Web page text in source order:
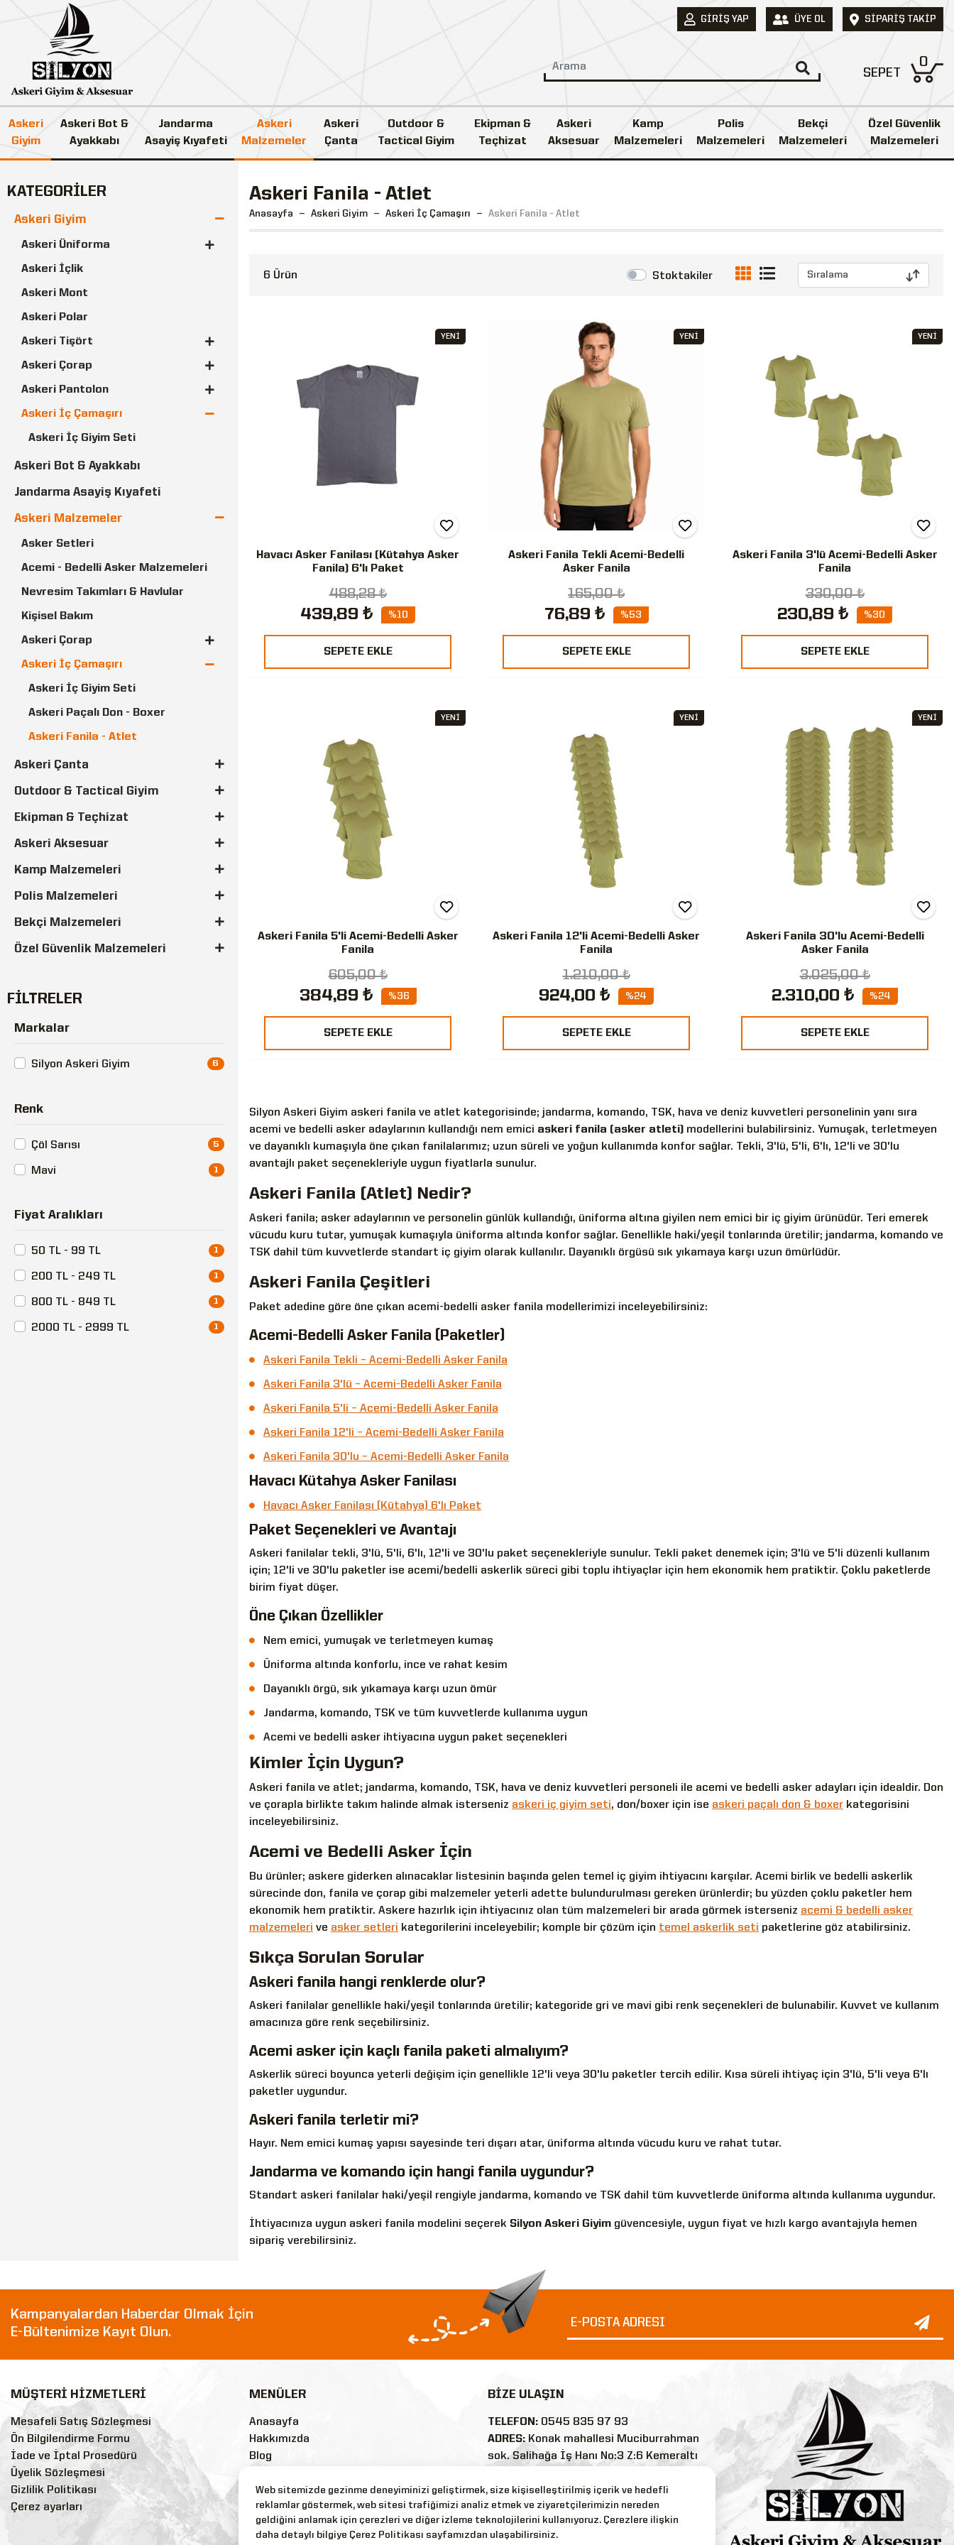
Web sitemizde gezinme deneyiminizi geliştirmek, size kişiselleştirilmiş içerik ve hedefli
reklamlar göstermek, web sitesi trafiğimizi analiz etmek ve ziyaretçilerimizin nereden
geldiğini anlamak için çerezleri ve diğer izleme teknolojilerini kullanıyoruz. Çerezlere ilişkin
daha detaylı bilgiye Çerez Politikası sayfamızdan ulaşabilirsiniz.
GIRIŞ YAP ÜYE OL SIPARIŞ TAKIP
SEPET
0
Askeri
Giyim
Askeri Bot &
Ayakkabı
Jandarma
Asayiş Kıyafeti
Askeri
Malzemeler
Askeri
Çanta
Outdoor &
Tactical Giyim
Ekipman &
Teçhizat
Askeri
Aksesuar
Kamp
Malzemeleri
Polis
Malzemeleri
Bekçi
Malzemeleri
Özel Güvenlik
Malzemeleri
KATEGORİLER
Askeri Giyim
Askeri Üniforma
Askeri İçlik
Askeri Mont
Askeri Polar
Askeri Tişört
Askeri Çorap
Askeri Pantolon
Askeri İç Çamaşırı
Askeri İç Giyim Seti
Askeri Paçalı Don - Boxer
Askeri Fanila - Atlet
Askeri Bere - Boyunluk - Eldiven
Askeri Panço Yağmurluk
Askeri Urbam Bere
Çocuk Üniformaları
Askeri Bot & Ayakkabı
Jandarma Asayiş Kıyafeti
Askeri Malzemeler
Asker Setleri
Acemi - Bedelli Asker Malzemeleri
Nevresim Takımları & Havlular
Kişisel Bakım
Askeri Çorap
Askeri İç Çamaşırı
Askeri İç Giyim Seti
Askeri Paçalı Don - Boxer
Askeri Fanila - Atlet
Askeri Çanta
Outdoor & Tactical Giyim
Ekipman & Teçhizat
Askeri Aksesuar
Kamp Malzemeleri
Polis Malzemeleri
Bekçi Malzemeleri
Özel Güvenlik Malzemeleri
FİLTRELER
Markalar
Silyon Askeri Giyim 6
Renk
Çöl Sarısı 5
Mavi 1
Fiyat Aralıkları
50 TL - 99 TL 1
200 TL - 249 TL 1
800 TL - 849 TL 1
2000 TL - 2999 TL 1
Askeri Fanila - Atlet
Anasayfa Askeri Giyim Askeri İç Çamaşırı Askeri Fanila - Atlet
6 Ürün Stoktakiler
Havacı Asker Fanilası (Kütahya Asker
Fanila) 6'lı Paket
488,28 ₺
439,89 ₺ %10
SEPETE EKLE
YENİ
Askeri Fanila Tekli Acemi-Bedelli
Asker Fanila
165,00 ₺
76,89 ₺ %53
SEPETE EKLE
YENİ
Askeri Fanila 3'lü Acemi-Bedelli Asker
Fanila
330,00 ₺
230,89 ₺ %30
SEPETE EKLE
YENİ
Askeri Fanila 5'li Acemi-Bedelli Asker
Fanila
605,00 ₺
384,89 ₺ %36
SEPETE EKLE
YENİ
Askeri Fanila 12'li Acemi-Bedelli Asker
Fanila
1.210,00 ₺
924,00 ₺ %24
SEPETE EKLE
YENİ
Askeri Fanila 30'lu Acemi-Bedelli
Asker Fanila
3.025,00 ₺
2.310,00 ₺ %24
SEPETE EKLE
YENİ
Silyon Askeri Giyim askeri fanila ve atlet kategorisinde; jandarma, komando, TSK, hava ve deniz kuvvetleri personelinin yanı sıra
acemi ve bedelli asker adaylarının kullandığı nem emici askeri fanila (asker atleti) modellerini bulabilirsiniz. Yumuşak, terletmeyen
ve dayanıklı kumaşıyla öne çıkan fanilalarımız; uzun süreli ve yoğun kullanımda konfor sağlar. Tekli, 3'lü, 5'li, 6'lı, 12'li ve 30'lu
avantajlı paket seçenekleriyle uygun fiyatlarla sunulur.
Askeri Fanila (Atlet) Nedir?
Askeri fanila; asker adaylarının ve personelin günlük kullandığı, üniforma altına giyilen nem emici bir iç giyim ürünüdür. Teri emerek
vücudu kuru tutar, yumuşak kumaşıyla üniforma altında konfor sağlar. Genellikle haki/yeşil tonlarında üretilir; jandarma, komando ve
TSK dahil tüm kuvvetlerde standart iç giyim olarak kullanılır. Dayanıklı örgüsü sık yıkamaya karşı uzun ömürlüdür.
Askeri Fanila Çeşitleri
Paket adedine göre öne çıkan acemi-bedelli asker fanila modellerimizi inceleyebilirsiniz:
Acemi-Bedelli Asker Fanila (Paketler)
Askeri Fanila Tekli – Acemi-Bedelli Asker Fanila
Askeri Fanila 3'lü – Acemi-Bedelli Asker Fanila
Askeri Fanila 5'li – Acemi-Bedelli Asker Fanila
Askeri Fanila 12'li – Acemi-Bedelli Asker Fanila
Askeri Fanila 30'lu – Acemi-Bedelli Asker Fanila
Havacı Kütahya Asker Fanilası
Havacı Asker Fanilası (Kütahya) 6'lı Paket
Paket Seçenekleri ve Avantajı
Askeri fanilalar tekli, 3'lü, 5'li, 6'lı, 12'li ve 30'lu paket seçenekleriyle sunulur. Tekli paket denemek için; 3'lü ve 5'li düzenli kullanım
için; 12'li ve 30'lu paketler ise acemi/bedelli askerlik süreci gibi toplu ihtiyaçlar için hem ekonomik hem pratiktir. Çoklu paketlerde
birim fiyat düşer.
Öne Çıkan Özellikler
Nem emici, yumuşak ve terletmeyen kumaş
Üniforma altında konforlu, ince ve rahat kesim
Dayanıklı örgü, sık yıkamaya karşı uzun ömür
Jandarma, komando, TSK ve tüm kuvvetlerde kullanıma uygun
Acemi ve bedelli asker ihtiyacına uygun paket seçenekleri
Kimler İçin Uygun?
Askeri fanila ve atlet; jandarma, komando, TSK, hava ve deniz kuvvetleri personeli ile acemi ve bedelli asker adayları için idealdir. Don
ve çorapla birlikte takım halinde almak isterseniz askeri iç giyim seti, don/boxer için ise askeri paçalı don & boxer kategorisini
inceleyebilirsiniz.
Acemi ve Bedelli Asker İçin
Bu ürünler; askere giderken alınacaklar listesinin başında gelen temel iç giyim ihtiyacını karşılar. Acemi birlik ve bedelli askerlik
sürecinde don, fanila ve çorap gibi malzemeler yeterli adette bulundurulması gereken ürünlerdir; bu yüzden çoklu paketler hem
ekonomik hem pratiktir. Askere hazırlık için ihtiyacınız olan tüm malzemeleri bir arada görmek isterseniz acemi & bedelli asker
malzemeleri ve asker setleri kategorilerini inceleyebilir; komple bir çözüm için temel askerlik seti paketlerine göz atabilirsiniz.
Sıkça Sorulan Sorular
Askeri fanila hangi renklerde olur?
Askeri fanilalar genellikle haki/yeşil tonlarında üretilir; kategoride gri ve mavi gibi renk seçenekleri de bulunabilir. Kuvvet ve kullanım
amacınıza göre renk seçebilirsiniz.
Acemi asker için kaçlı fanila paketi almalıyım?
Askerlik süreci boyunca yeterli değişim için genellikle 12'li veya 30'lu paketler tercih edilir. Kısa süreli ihtiyaç için 3'lü, 5'li veya 6'lı
paketler uygundur.
Askeri fanila terletir mi?
Hayır. Nem emici kumaş yapısı sayesinde teri dışarı atar, üniforma altında vücudu kuru ve rahat tutar.
Jandarma ve komando için hangi fanila uygundur?
Standart askeri fanilalar haki/yeşil rengiyle jandarma, komando ve TSK dahil tüm kuvvetlerde üniforma altında kullanıma uygundur.
İhtiyacınıza uygun askeri fanila modelini seçerek Silyon Askeri Giyim güvencesiyle, uygun fiyat ve hızlı kargo avantajıyla hemen
sipariş verebilirsiniz.
Kampanyalardan Haberdar Olmak İçin
E-Bültenimize Kayıt Olun.
MÜŞTERİ HİZMETLERİ
Mesafeli Satış Sözleşmesi
Ön Bilgilendirme Formu
İade ve İptal Prosedürü
Üyelik Sözleşmesi
Gizlilik Politikası
Çerez ayarları
MENÜLER
Anasayfa
Hakkımızda
Blog
Markalar
İndirimli Ürünler
Yeni Ürünler
Tüm Ürünler
BİZE ULAŞIN
TELEFON: 0545 835 97 93
ADRES:Konak mahallesi Muciburrahman
sok. Salihağa İş Hanı No:3 Z:6 Kemeraltı
E-POSTA:
silyonaskerigiyim@outlook.com
WHATSAPP: 0545 835 97 93